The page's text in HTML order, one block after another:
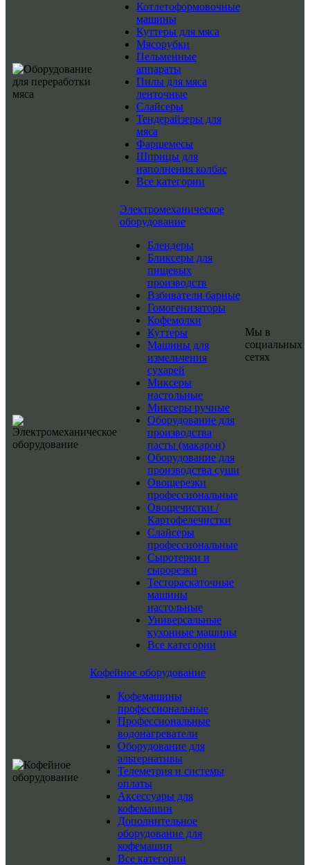
Котлетоформовочные
машины
Куттеры для мяса
Мясорубки
Пельменные
аппараты
Пилы для мяса
ленточные
Слайсеры
Тендерайзеры для
мяса
Фаршемесы
Шприцы для
наполнения колбас
Все категории
Электромеханическое
оборудование
Блендеры
Бликсеры для
пищевых
производств
Взбиватели барные
Гомогенизаторы
Кофемолки
Куттеры
Машины для
измельчения
сухарей
Миксеры
настольные
Миксеры ручные
Оборудование для
производства
пасты (макарон)
Оборудование для
производства суши
Овощерезки
профессиональные
Овощечистки /
Картофелечистки
Слайсеры
профессиональные
Сыротерки и
сырорезки
Тестораскаточные
машины
настольные
Универсальные
кухонные машины
Все категории
Кофейное оборудование
Кофемашины
профессиональные
Профессиональные
водонагреватели
Оборудование для
альтернативы
Телеметрия и системы
оплаты
Аксессуары для
кофемашин
Дополнительное
оборудование для
кофемашин
Все категории
Мы в
социальных
сетях